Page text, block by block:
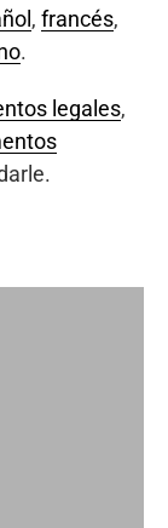
, francés,
.
legales,